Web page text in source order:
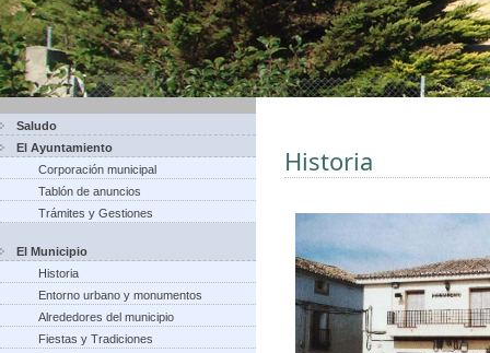
Saludo
El Ayuntamiento
Corporación municipal
Tablón de anuncios
Trámites y Gestiones
El Municipio
Historia
Entorno urbano y monumentos
Alrededores del municipio
Fiestas y Tradiciones
Historia